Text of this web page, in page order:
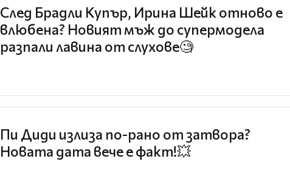
След Брадли Купър, Ирина Шейк отново е
влюбена? Новият мъж до супермодела
разпали лавина от слухове🧐
Пи Диди излиза по-рано от затвора?
Новата дата вече е факт!💥